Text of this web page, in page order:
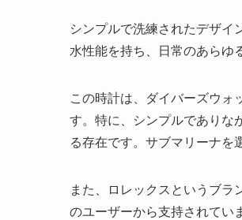
シンプルで洗練されたデザイ
水性能を持ち、日常のあらゆ
この時計は、ダイバーズウォ
す。特に、シンプルでありな
る存在です。サブマリーナを
また、ロレックスというブラ
のユーザーから支持されてい